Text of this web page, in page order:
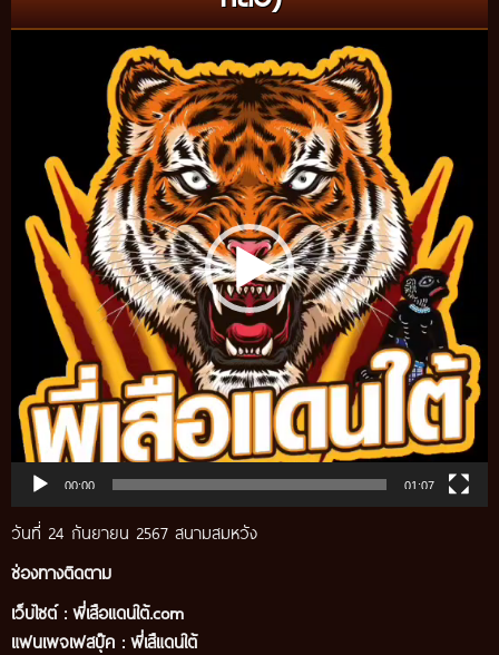
00:00 01:07
วันที่ 24 กันยายน 2567 สนามสมหวัง
ช่องทางติดตาม
เว็บไซต์ : พี่เสือแดนใต้.com
แฟนเพจเฟสบุ๊ค : พี่เสืแดนใต้